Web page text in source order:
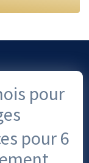
pour
pour 6